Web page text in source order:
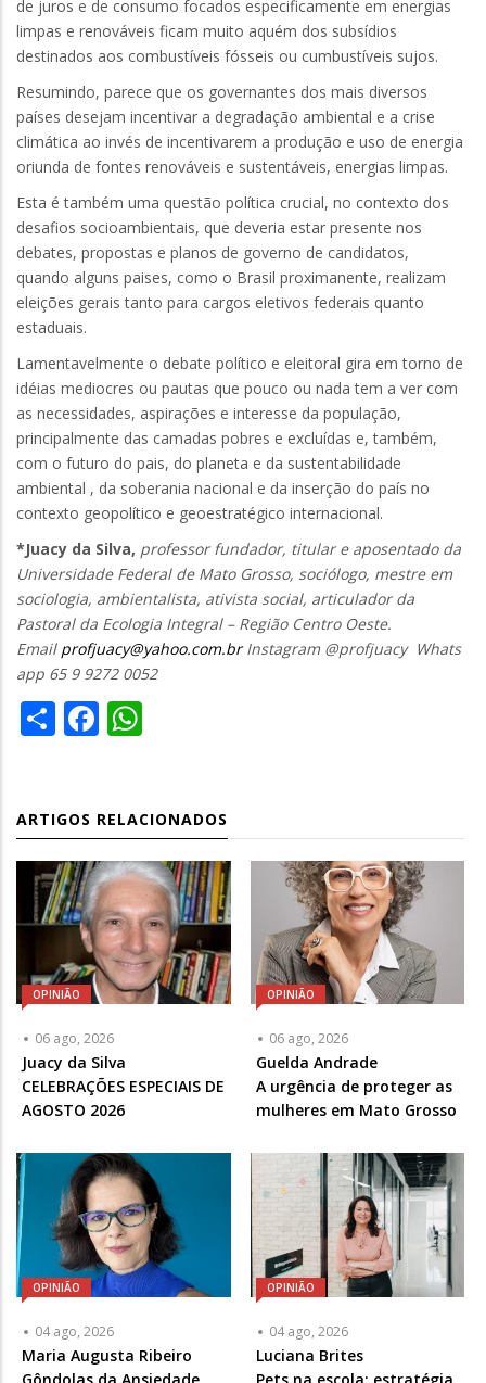
de juros e de consumo focados especificamente em energias
limpas e renováveis ficam muito aquém dos subsídios
destinados aos combustíveis fósseis ou cumbustíveis sujos.
Resumindo, parece que os governantes dos mais diversos
países desejam incentivar a degradação ambiental e a crise
climática ao invés de incentivarem a produção e uso de energia
oriunda de fontes renováveis e sustentáveis, energias limpas.
Esta é também uma questão política crucial, no contexto dos
desafios socioambientais, que deveria estar presente nos
debates, propostas e planos de governo de candidatos,
quando alguns paises, como o Brasil proximanente, realizam
eleições gerais tanto para cargos eletivos federais quanto
estaduais.
Lamentavelmente o debate político e eleitoral gira em torno de
idéias mediocres ou pautas que pouco ou nada tem a ver com
as necessidades, aspirações e interesse da população,
principalmente das camadas pobres e excluídas e, também,
com o futuro do pais, do planeta e da sustentabilidade
ambiental , da soberania nacional e da inserção do país no
contexto geopolítico e geoestratégico internacional.
*Juacy da Silva, professor fundador, titular e aposentado da
Universidade Federal de Mato Grosso, sociólogo, mestre em
sociologia, ambientalista, ativista social, articulador da
Pastoral da Ecologia Integral – Região Centro Oeste.
Email profjuacy@yahoo.com.brInstagram @profjuacy Whats
app 65 9 9272 0052
ShareFacebook
ARTIGOS RELACIONADOS
OPINIÃO
06 ago, 2026
Articulista
ou
Chamada
Opcional
Juacy da Silva
CELEBRAÇÕES ESPECIAIS DE
AGOSTO 2026
OPINIÃO
06 ago, 2026
Articulista
ou
Chamada
Opcional
Guelda Andrade
A urgência de proteger as
mulheres em Mato Grosso
OPINIÃO
04 ago, 2026
Articulista
Maria Augusta Ribeiro
OPINIÃO
04 ago, 2026
Articulista
Luciana Brites